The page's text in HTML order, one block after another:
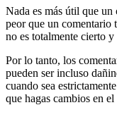
Nada es más útil que
peor que un comentario
no es totalmente cierto
Por lo tanto, los
pueden ser incluso
cuando sea
que hagas cambios en